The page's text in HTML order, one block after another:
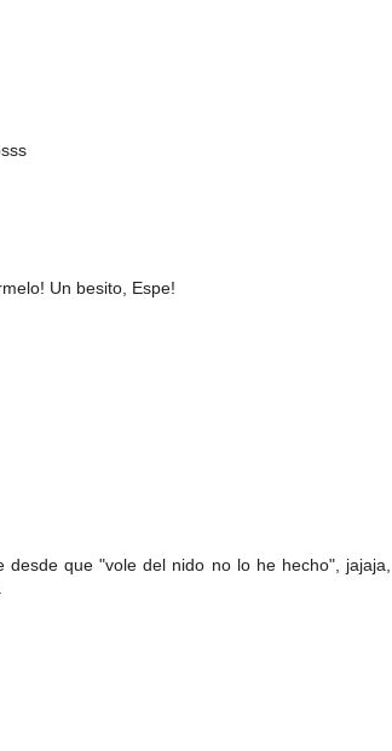
Un besito, Espe!
que "vole del nido no lo he hecho", jajaja,